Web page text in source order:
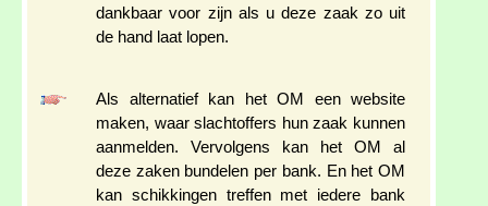
dankbaar voor zijn als u deze zaak zo uit
de hand laat lopen.
Als alternatief kan het OM een website
maken, waar slachtoffers hun zaak kunnen
aanmelden. Vervolgens kan het OM al
deze zaken bundelen per bank. En het OM
kan schikkingen treffen met iedere bank